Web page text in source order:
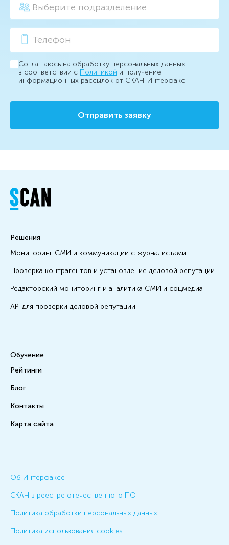
Соглашаюсь на обработку персональных данных
в соответствии с Политикой и получение
информационных рассылок от СКАН-Интерфакс
Отправить заявку
Решения
Мониторинг СМИ и коммуникации с журналистами
Проверка контрагентов и установление деловой репутации
Редакторский мониторинг и аналитика СМИ и соцмедиа
API для проверки деловой репутации
Обучение
Рейтинги
Блог
Контакты
Карта сайта
Об Интерфаксе
СКАН в реестре отечественного ПО
Политика обработки персональных данных
Политика использования cookies